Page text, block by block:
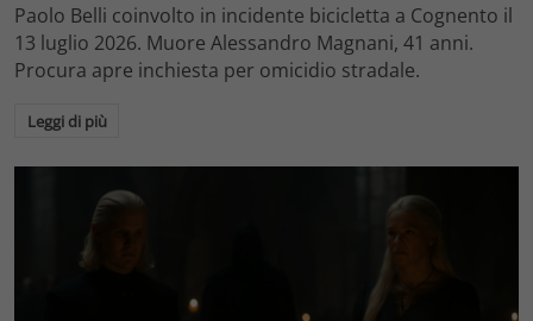
Paolo Belli coinvolto in incidente bicicletta a Cognento il
13 luglio 2026. Muore Alessandro Magnani, 41 anni.
Procura apre inchiesta per omicidio stradale.
Leggi di più